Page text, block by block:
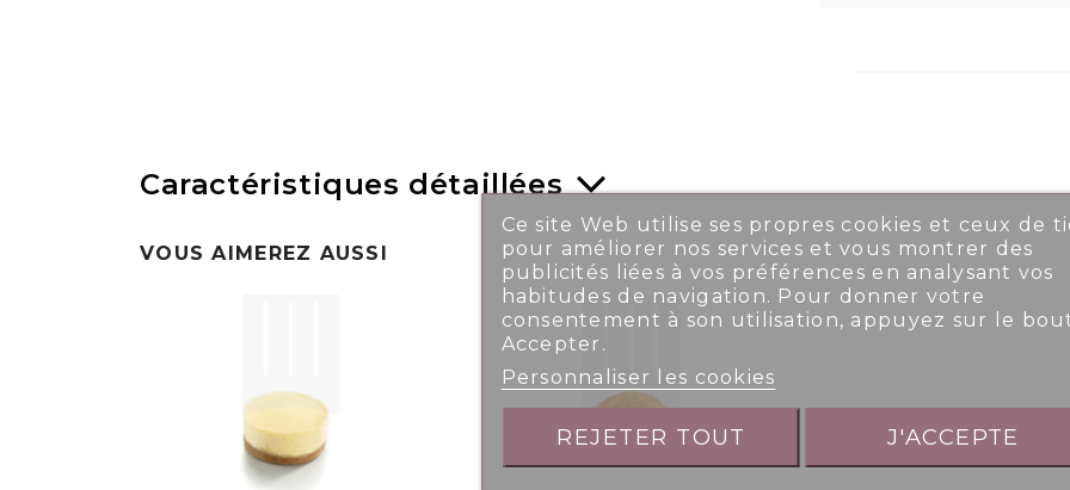
Caractéristiques détaillées
VOUS AIMEREZ AUSSI
Ce site Web utilise ses propres cookies et ceux de
pour améliorer nos services et vous montrer des
publicités liées à vos préférences en analysant vos
habitudes de navigation. Pour donner votre
consentement à son utilisation, appuyez sur le
Accepter.
Personnaliser les cookies
REJETER TOUT J'ACCEPTE